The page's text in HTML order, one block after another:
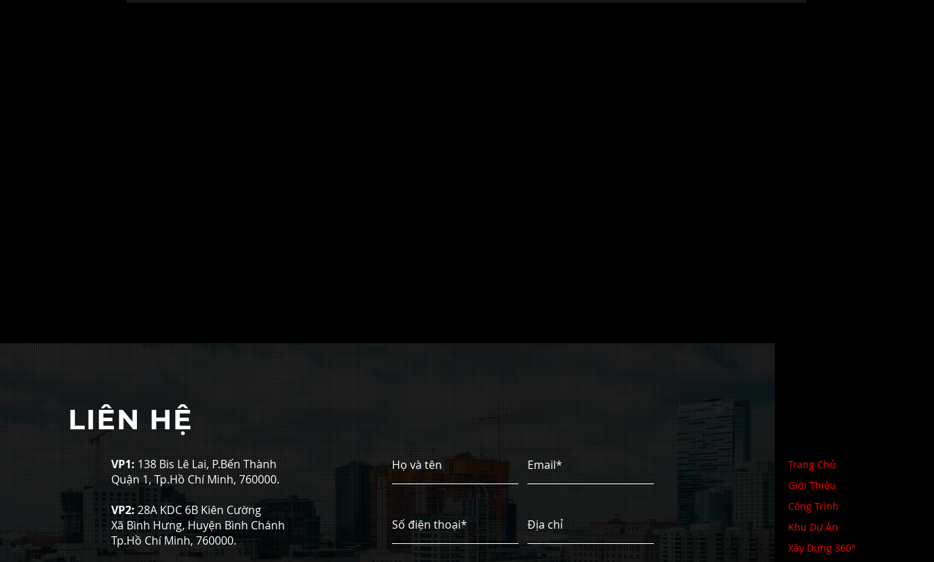
LIÊN HỆ
VP1: 138 Bis Lê Lai, P.Bến Thành
Quận 1, Tp.Hồ Chí Minh, 760000.
VP2:28A KDC 6B Kiên Cường
Xã Bình Hưng, Huyện Bình Chánh
Tp.Hồ Chí Minh, 760000.
Trang Chủ
Giới Thiệu
Công Trình
Khu Dự Án
Xây Dựng 360°